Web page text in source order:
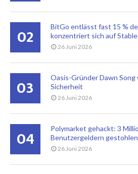
02
BitGo entlässt fast 15 %
konzentriert sich auf
26 Juni 2026
03
Oasis-Gründer Dawn
Sicherheit
26 Juni 2026
04
Polymarket gehackt: 3
Benutzergeldern gestohlen
26 Juni 2026